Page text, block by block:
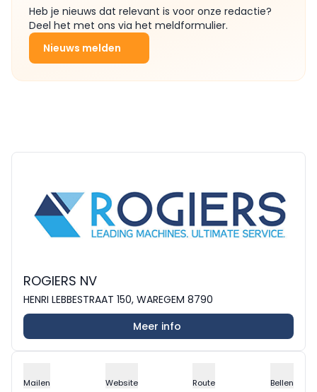
Heb je nieuws dat relevant is voor onze redactie?
Deel het met ons via het meldformulier.
Nieuws melden
ROGIERS NV
HENRI LEBBESTRAAT 150, WAREGEM 8790
Meer info
Mailen Website Route Bellen